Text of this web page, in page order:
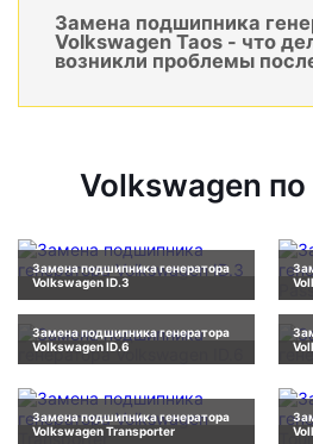
Замена подшипника
Volkswagen Taos - что
возникли проблемы
Volkswagen
Замена подшипника генератора
Volkswagen ID.3
Замена подшипника генератора
Volkswagen ID.6
Замена подшипника генератора
Volkswagen Transporter